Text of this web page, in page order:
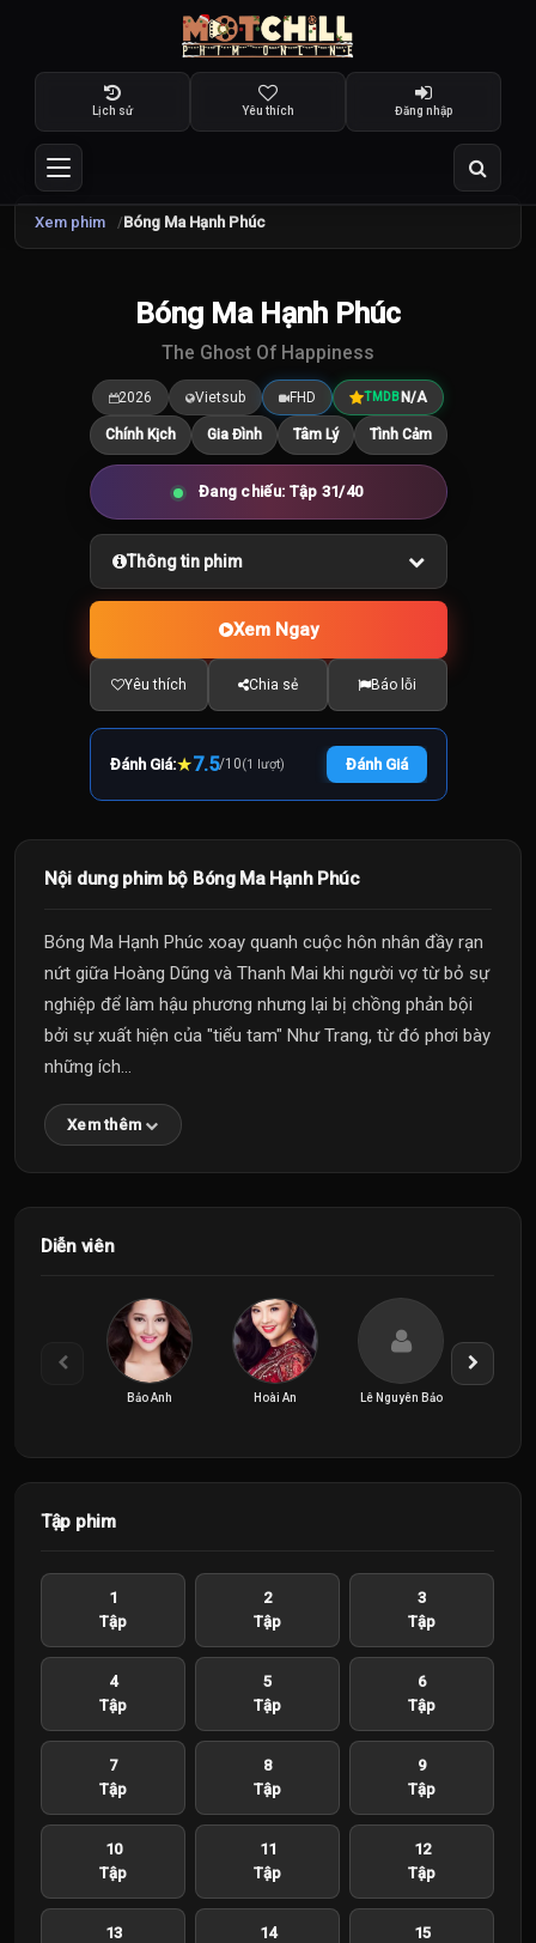
Lịch sử Yêu thích Đăng nhập
Xem phim Bóng Ma Hạnh Phúc
7.5/10
Bóng Ma Hạnh Phúc
The Ghost Of Happiness
2026 Vietsub FHD TMDB N/A
Chính Kịch Gia Đình Tâm Lý Tình Cảm
Đang chiếu: Tập 31/40
Thông tin phim
Xem Ngay
Yêu thích Chia sẻ Báo lỗi
Đánh Giá:★7.5/10(1 lượt) Đánh Giá
Nội dung phim bộ Bóng Ma Hạnh Phúc
Bóng Ma Hạnh Phúc xoay quanh cuộc hôn nhân đầy rạn
nứt giữa Hoàng Dũng và Thanh Mai khi người vợ từ bỏ sự
nghiệp để làm hậu phương nhưng lại bị chồng phản bội
bởi sự xuất hiện của "tiểu tam" Như Trang, từ đó phơi bày
những ích...
Xem thêm
Diễn viên
Bảo Anh Hoài An Lê Nguyên Bảo
Tập phim
1
Tập
2
Tập
3
Tập
4
Tập
5
Tập
6
Tập
7
Tập
8
Tập
9
Tập
10
Tập
11
Tập
12
Tập
13
14
15